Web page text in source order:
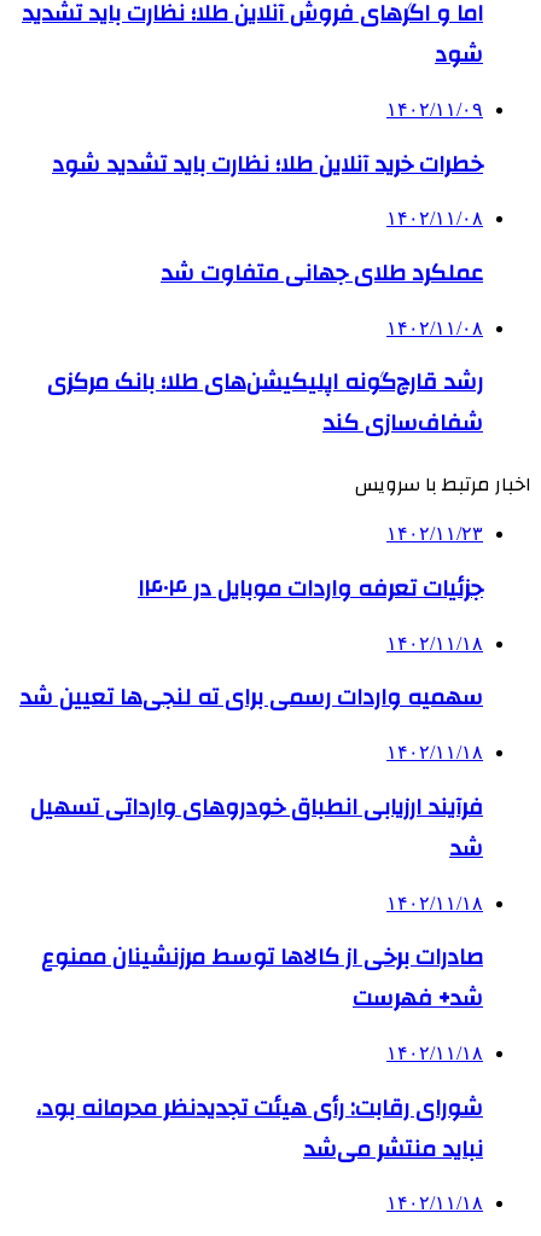
اما و اگرهای فروش آنلاین طلا؛ نظارت باید تشدید
شود
۱۴۰۲/۱۱/۰۹
خطرات خرید آنلاین طلا؛ نظارت باید تشدید شود
۱۴۰۲/۱۱/۰۸
عملکرد طلای جهانی متفاوت شد
۱۴۰۲/۱۱/۰۸
رشد قارچ‌گونه اپلیکیشن‌های طلا؛ بانک مرکزی
شفاف‌سازی کند
اخبار مرتبط با سرویس
۱۴۰۲/۱۱/۲۳
جزئیات تعرفه واردات موبایل در ۱۴۰۴
۱۴۰۲/۱۱/۱۸
سهمیه واردات رسمی برای ته لنجی‌ها تعیین شد
۱۴۰۲/۱۱/۱۸
فرآیند ارزیابی انطباق خودروهای وارداتی تسهیل
شد
۱۴۰۲/۱۱/۱۸
صادرات برخی از کالاها توسط مرزنشینان ممنوع
شد+ فهرست
۱۴۰۲/۱۱/۱۸
شورای رقابت: رأی هیئت تجدیدنظر محرمانه بود،
نباید منتشر می‌شد
۱۴۰۲/۱۱/۱۸